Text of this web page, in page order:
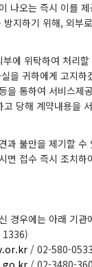
나오는 즉시 이를
지하기 위해, 외부
에 위탁하여 처리
을 귀하에게 고지하
을 통하여 서비스
당해 계약내용을
과 불만을 제기할
면 접수 즉시 조치
경우에는 아래 기관
/ 02-580-
/ 02-3480-